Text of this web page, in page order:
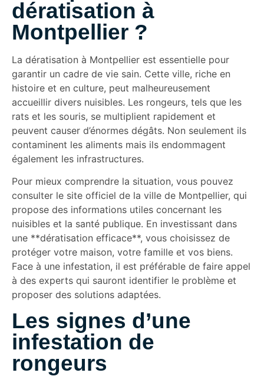
dératisation à
Montpellier ?
La dératisation à Montpellier est essentielle pour
garantir un cadre de vie sain. Cette ville, riche en
histoire et en culture, peut malheureusement
accueillir divers nuisibles. Les rongeurs, tels que les
rats et les souris, se multiplient rapidement et
peuvent causer d’énormes dégâts. Non seulement ils
contaminent les aliments mais ils endommagent
également les infrastructures.
Pour mieux comprendre la situation, vous pouvez
consulter le site officiel de la ville de Montpellier, qui
propose des informations utiles concernant les
nuisibles et la santé publique. En investissant dans
une **dératisation efficace**, vous choisissez de
protéger votre maison, votre famille et vos biens.
Face à une infestation, il est préférable de faire appel
à des experts qui sauront identifier le problème et
proposer des solutions adaptées.
Les signes d’une
infestation de
rongeurs